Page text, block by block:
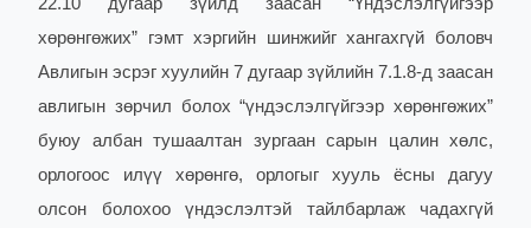
хөрөнгөжих” гэмт хэргийн шинжийг хангахгүй боловч
Авлигын эсрэг хуулийн 7 дугаар зүйлийн 7.1.8-д заасан
авлигын зөрчил болох “үндэслэлгүйгээр хөрөнгөжих”
буюу албан тушаалтан зургаан сарын цалин хөлс,
орлогоос илүү хөрөнгө, орлогыг хууль ёсны дагуу
олсон болохоо үндэслэлтэй тайлбарлаж чадахгүй